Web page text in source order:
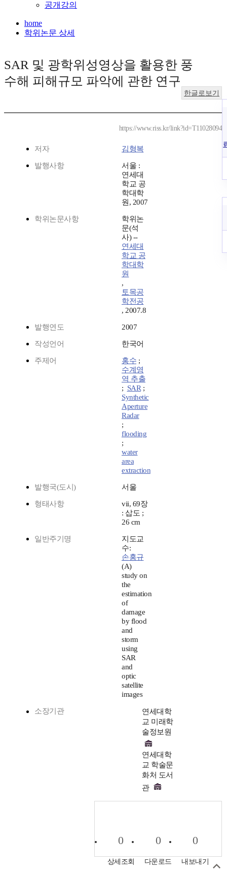
공개강의
home
학위논문 상세
SAR 및 광학위성영상을 활용한 풍
수해 피해규모 파악에 관한 연구
한글로보기
https://www.riss.kr/link?id=T11028094
저자 김형복
발행사항
서울 :
연세대
학교 공
학대학
원, 2007
학위논문사항
학위논
문(석
사) --
연세대
학교 공
학대학
원
,
토목공
학전공
, 2007.8
발행연도 2007
작성언어 한국어
주제어 홍수 ;
수계영
역 추출
; SAR;
Synthetic
Aperture
Radar
;
flooding
;
water
area
extraction
발행국(도시) 서울
형태사항
vii, 69장
: 삽도 ;
26 cm
일반주기명
지도교
수:
손홍규
(A)
study on
the
estimation
of
damage
by flood
and
storm
using
SAR
and
optic
satellite
images
소장기관
연세대학
교 미래학
술정보원
연세대학
교 학술문
화처 도서
관
0
상세조회
0
다운로드
0
내보내기